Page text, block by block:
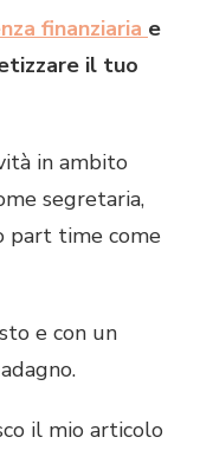
finanziaria e
il tuo
in ambito
segretaria,
part time come
e con un
il mio articolo